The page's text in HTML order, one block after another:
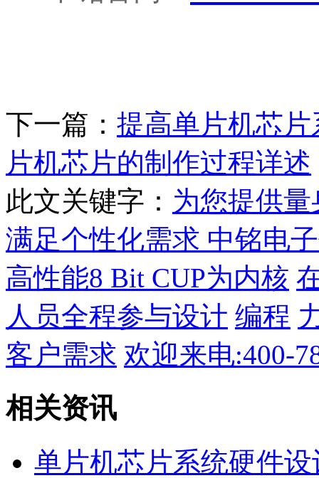
下一篇： 提高单片机芯
片机芯片的制作过程详述
此文关键字： 为您提供
满足个性化需求 中铭电
高性能8 Bit CUP为内核
人员全程参与设计 编程
客户需求 欢迎来电:400-
相关资讯
单片机芯片系统硬件